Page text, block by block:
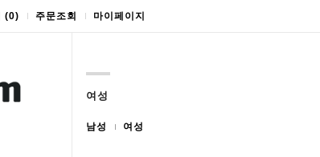
(0) 주문조회 마이페이지
여성
남성 여성